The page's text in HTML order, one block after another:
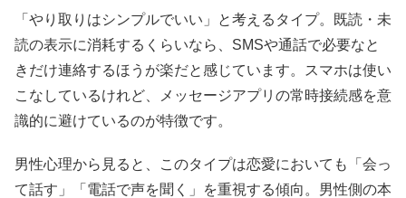
「やり取りはシンプルでいい」と考えるタイプ。既読・未
読の表示に消耗するくらいなら、SMSや通話で必要なと
きだけ連絡するほうが楽だと感じています。スマホは使い
こなしているけれど、メッセージアプリの常時接続感を意
識的に避けているのが特徴です。
男性心理から見ると、このタイプは恋愛においても「会っ
て話す」「電話で声を聞く」を重視する傾向。男性側の本